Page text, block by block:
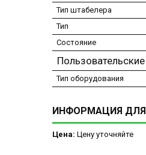
Тип штабелера
Тип
Состояние
Тип оборудования
ИНФОРМАЦИЯ
Цена: Цену уточняйте